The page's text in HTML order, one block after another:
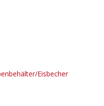
Eisbecher